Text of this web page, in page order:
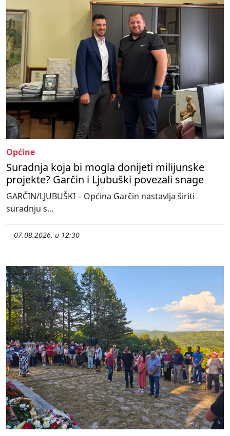
Općine
Suradnja koja bi mogla donijeti milijunske
projekte? Garčin i Ljubuški povezali snage
GARČIN/LJUBUŠKI – Općina Garčin nastavlja širiti
suradnju s...
07.08.2026. u 12:30